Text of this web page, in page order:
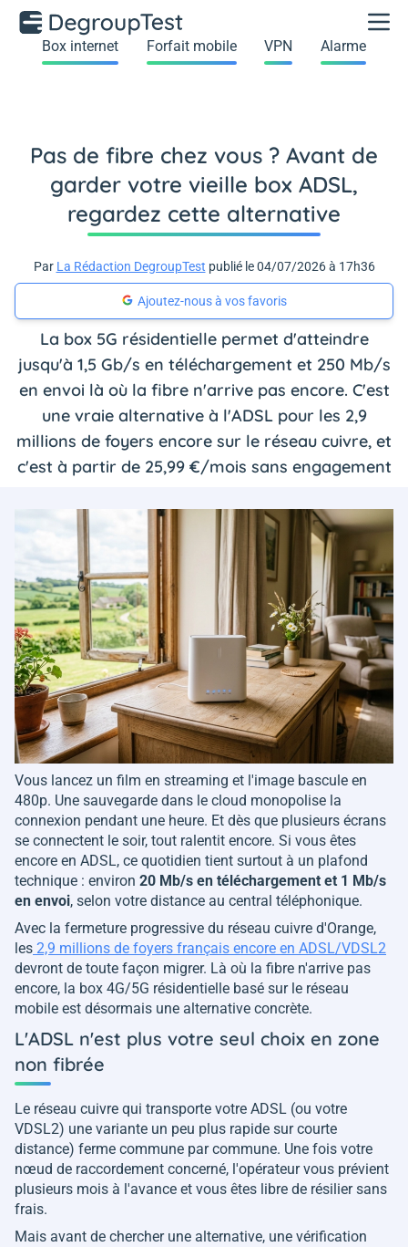
Box internet Forfait mobile VPN Alarme
Pas de fibre chez vous ? Avant de
garder votre vieille box ADSL,
regardez cette alternative
Par La Rédaction DegroupTest publié le 04/07/2026 à 17h36
Ajoutez-nous à vos favoris
La box 5G résidentielle permet d'atteindre
jusqu'à 1,5 Gb/s en téléchargement et 250 Mb/s
en envoi là où la fibre n'arrive pas encore. C'est
une vraie alternative à l'ADSL pour les 2,9
millions de foyers encore sur le réseau cuivre, et
c'est à partir de 25,99 €/mois sans engagement
Vous lancez un film en streaming et l'image bascule en
480p. Une sauvegarde dans le cloud monopolise la
connexion pendant une heure. Et dès que plusieurs écrans
se connectent le soir, tout ralentit encore. Si vous êtes
encore en ADSL, ce quotidien tient surtout à un plafond
technique : environ 20 Mb/s en téléchargement et 1 Mb/s
en envoi, selon votre distance au central téléphonique.
Avec la fermeture progressive du réseau cuivre d'Orange,
les 2,9 millions de foyers français encore en ADSL/VDSL2
devront de toute façon migrer. Là où la fibre n'arrive pas
encore, la box 4G/5G résidentielle basé sur le réseau
mobile est désormais une alternative concrète.
L'ADSL n'est plus votre seul choix en zone
non fibrée
Le réseau cuivre qui transporte votre ADSL (ou votre
VDSL2) une variante un peu plus rapide sur courte
distance) ferme commune par commune. Une fois votre
nœud de raccordement concerné, l'opérateur vous prévient
plusieurs mois à l'avance et vous êtes libre de résilier sans
frais.
Mais avant de chercher une alternative, une vérification